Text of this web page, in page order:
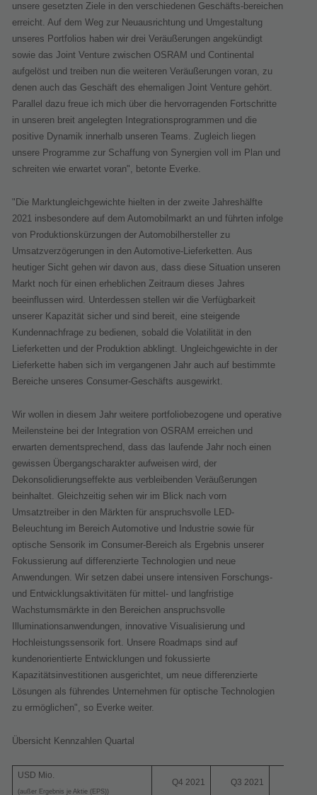
unsere gesetzten Ziele in den verschiedenen Geschäfts-bereichen
erreicht. Auf dem Weg zur Neuausrichtung und Umgestaltung
unseres Portfolios haben wir drei Veräußerungen angekündigt
sowie das Joint Venture zwischen OSRAM und Continental
aufgelöst und treiben nun die weiteren Veräußerungen voran, zu
denen auch das Geschäft des ehemaligen Joint Venture gehört.
Parallel dazu freue ich mich über die hervorragenden Fortschritte
in unseren breit angelegten Integrationsprogrammen und die
positive Dynamik innerhalb unseren Teams. Zugleich liegen
unsere Programme zur Schaffung von Synergien voll im Plan und
schreiten wie erwartet voran", betonte Everke.
"Die Marktungleichgewichte hielten in der zweite Jahreshälfte
2021 insbesondere auf dem Automobilmarkt an und führten infolge
von Produktionskürzungen der Automobilhersteller zu
Umsatzverzögerungen in den Automotive-Lieferketten. Aus
heutiger Sicht gehen wir davon aus, dass diese Situation unseren
Markt noch für einen erheblichen Zeitraum dieses Jahres
beeinflussen wird. Unterdessen stellen wir die Verfügbarkeit
unserer Kapazität sicher und sind bereit, eine steigende
Kundennachfrage zu bedienen, sobald die Volatilität in den
Lieferketten und der Produktion abklingt. Ungleichgewichte in der
Lieferkette haben sich im vergangenen Jahr auch auf bestimmte
Bereiche unseres Consumer-Geschäfts ausgewirkt.
Wir wollen in diesem Jahr weitere portfoliobezogene und operative
Meilensteine bei der Integration von OSRAM erreichen und
erwarten dementsprechend, dass das laufende Jahr noch einen
gewissen Übergangscharakter aufweisen wird, der
Dekonsolidierungseffekte aus verbleibenden Veräußerungen
beinhaltet. Gleichzeitig sehen wir im Blick nach vorn
Umsatztreiber in den Märkten für anspruchsvolle LED-
Beleuchtung im Bereich Automotive und Industrie sowie für
optische Sensorik im Consumer-Bereich als Ergebnis unserer
Fokussierung auf differenzierte Technologien und neue
Anwendungen. Wir setzen dabei unsere intensiven Forschungs-
und Entwicklungsaktivitäten für mittel- und langfristige
Wachstumsmärkte in den Bereichen anspruchsvolle
Illuminationsanwendungen, innovative Visualisierung und
Hochleistungssensorik fort. Unsere Roadmaps sind auf
kundenorientierte Entwicklungen und fokussierte
Kapazitätsinvestitionen ausgerichtet, um neue differenzierte
Lösungen als führendes Unternehmen für optische Technologien
zu ermöglichen", so Everke weiter.
Übersicht Kennzahlen Quartal
USD Mio.
(außer Ergebnis je Aktie (EPS))
Q4 2021 Q3 2021